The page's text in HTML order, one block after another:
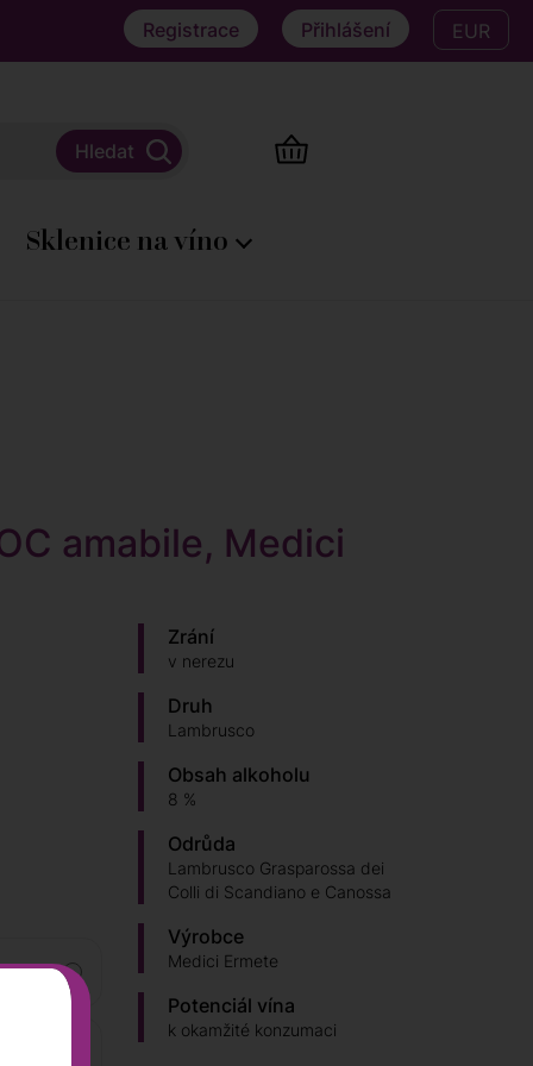
Registrace Přihlášení EUR
Sklenice na víno
amabile, Medici
Kč
Zrání
v nerezu
Druh
Lambrusco
Obsah alkoholu
8 %
Odrůda
Lambrusco Grasparossa dei
Colli di Scandiano e Canossa
Výrobce
Medici Ermete
Potenciál vína
k okamžité konzumaci